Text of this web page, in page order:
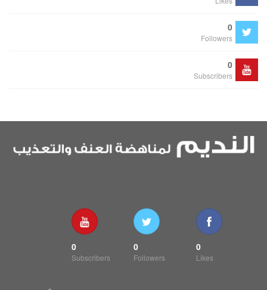
0
Followers
0
Subscribers
0
Likes
0
Followers
0
Subscribers